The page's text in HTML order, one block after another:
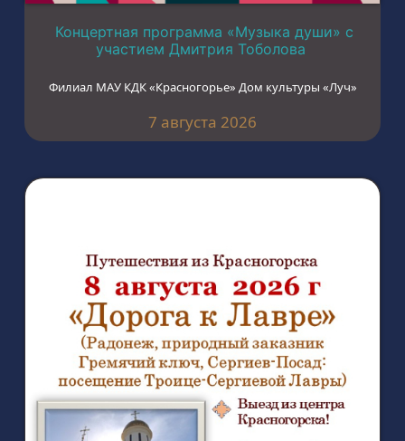
Концертная программа «Музыка души» с
участием Дмитрия Тоболова
Филиал МАУ КДК «Красногорье» Дом культуры «Луч»
7 августа 2026